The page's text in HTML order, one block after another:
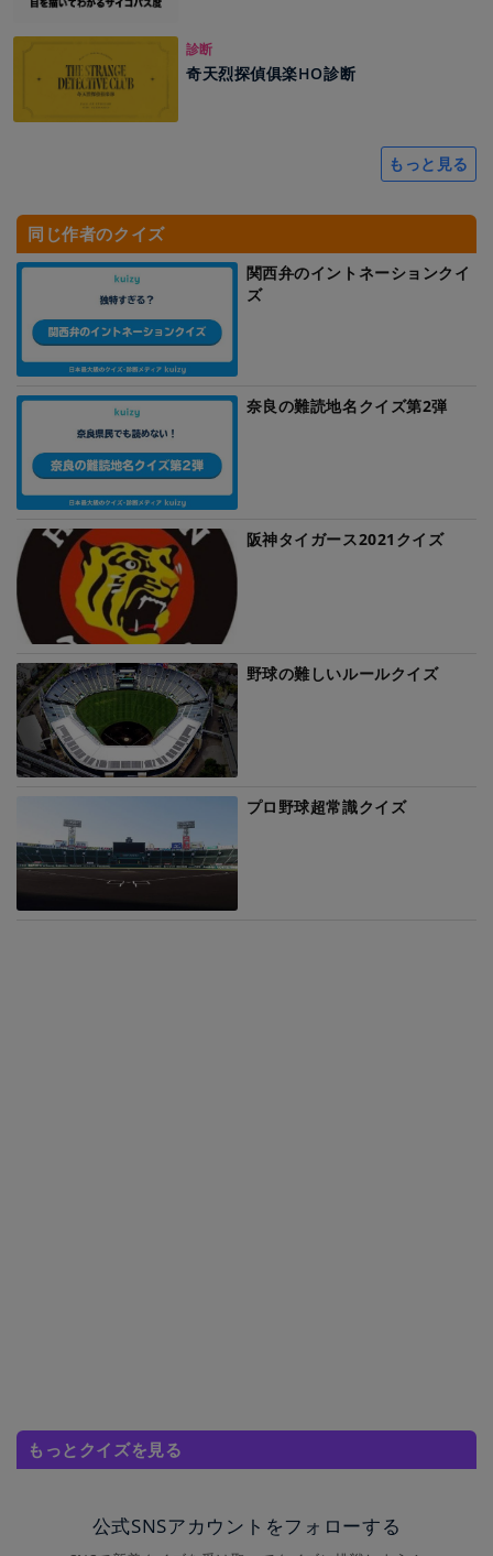
診断
奇天烈探偵俱楽HO診断
もっと見る
同じ作者のクイズ
関西弁のイントネーションクイ
ズ
奈良の難読地名クイズ第2弾
阪神タイガース2021クイズ
野球の難しいルールクイズ
プロ野球超常識クイズ
もっとクイズを見る
公式SNSアカウントをフォローする